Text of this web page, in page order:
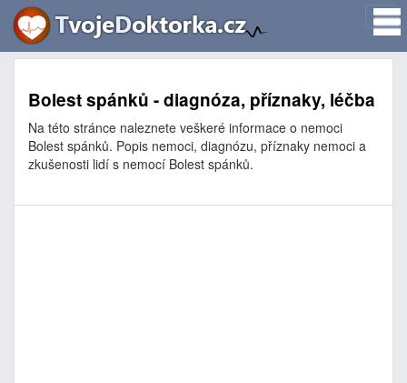
Bolest spánků - diagnóza, příznaky, léčba
Na této stránce naleznete veškeré informace o nemoci
Bolest spánků. Popis nemoci, diagnózu, příznaky nemoci a
zkušenosti lidí s nemocí Bolest spánků.